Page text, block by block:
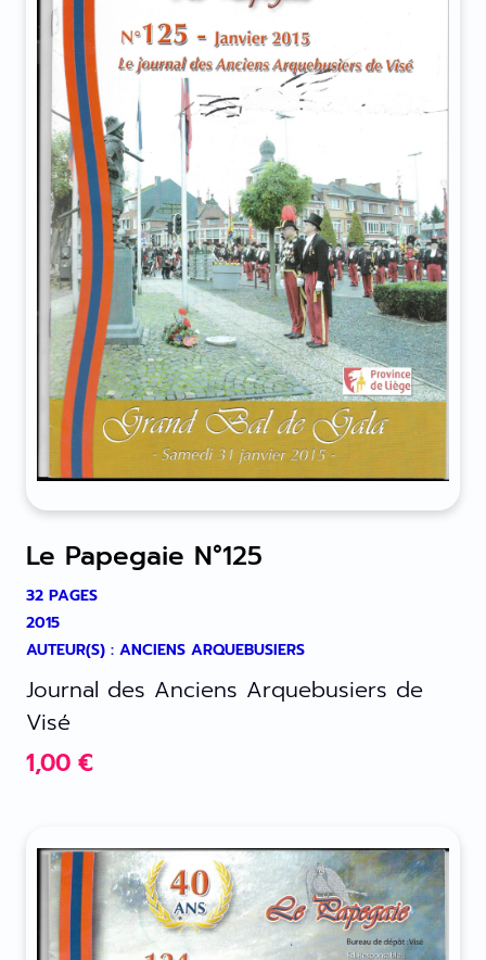
Le Papegaie N°125
32 PAGES
2015
AUTEUR(S) : ANCIENS ARQUEBUSIERS
Journal des Anciens Arquebusiers de
Visé
1,00 €